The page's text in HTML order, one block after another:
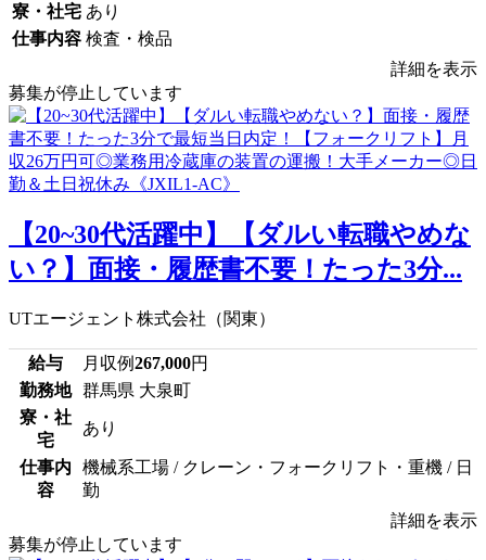
寮・社宅 あり
仕事内容 検査・検品
詳細を表示
募集が停止しています
【20~30代活躍中】【ダルい転職やめな
い？】面接・履歴書不要！たった3分...
UTエージェント株式会社（関東）
給与 月収例267,000円
勤務地
群馬県 大泉町
寮・社
宅
あり
仕事内
容
機械系工場 / クレーン・フォークリフト・重機 / 日
勤
詳細を表示
募集が停止しています